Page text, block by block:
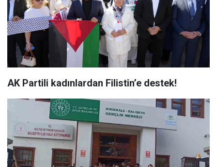
AK Partili kadınlardan Filistin’e destek!